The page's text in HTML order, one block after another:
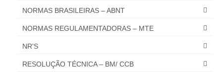
NORMAS BRASILEIRAS – ABNT
NORMAS REGULAMENTADORAS – MTE
NR'S
RESOLUÇÃO TÉCNICA – BM/ CCB